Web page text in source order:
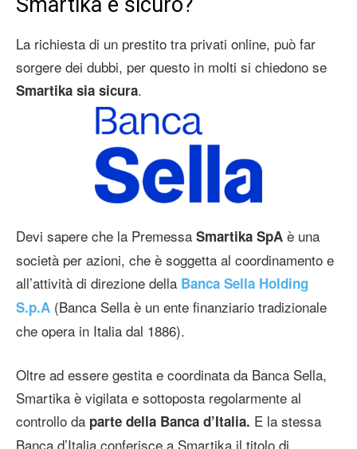
La richiesta di un prestito tra privati online, può far
sorgere dei dubbi, per questo in molti si chiedono se
Smartika sia sicura.
Devi sapere che la Premessa Smartika SpA è una
società per azioni, che è soggetta al coordinamento e
all’attività di direzione della Banca Sella Holding
S.p.A (Banca Sella è un ente finanziario tradizionale
che opera in Italia dal 1886).
Oltre ad essere gestita e coordinata da Banca Sella,
Smartika è vigilata e sottoposta regolarmente al
controllo da parte della Banca d’Italia. E la stessa
Banca d’Italia conferisce a Smartika il titolo di